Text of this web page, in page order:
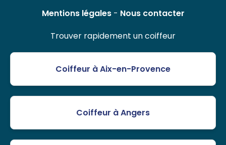
Mentions légales- Nous contacter
Trouver rapidement un coiffeur
Coiffeur à Aix-en-Provence
Coiffeur à Angers